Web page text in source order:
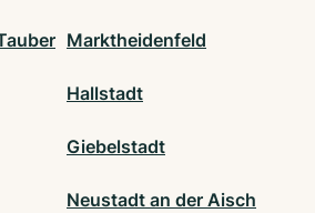
Marktheidenfeld
Hallstadt
Giebelstadt
Neustadt an der Aisch